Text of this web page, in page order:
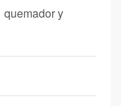
y